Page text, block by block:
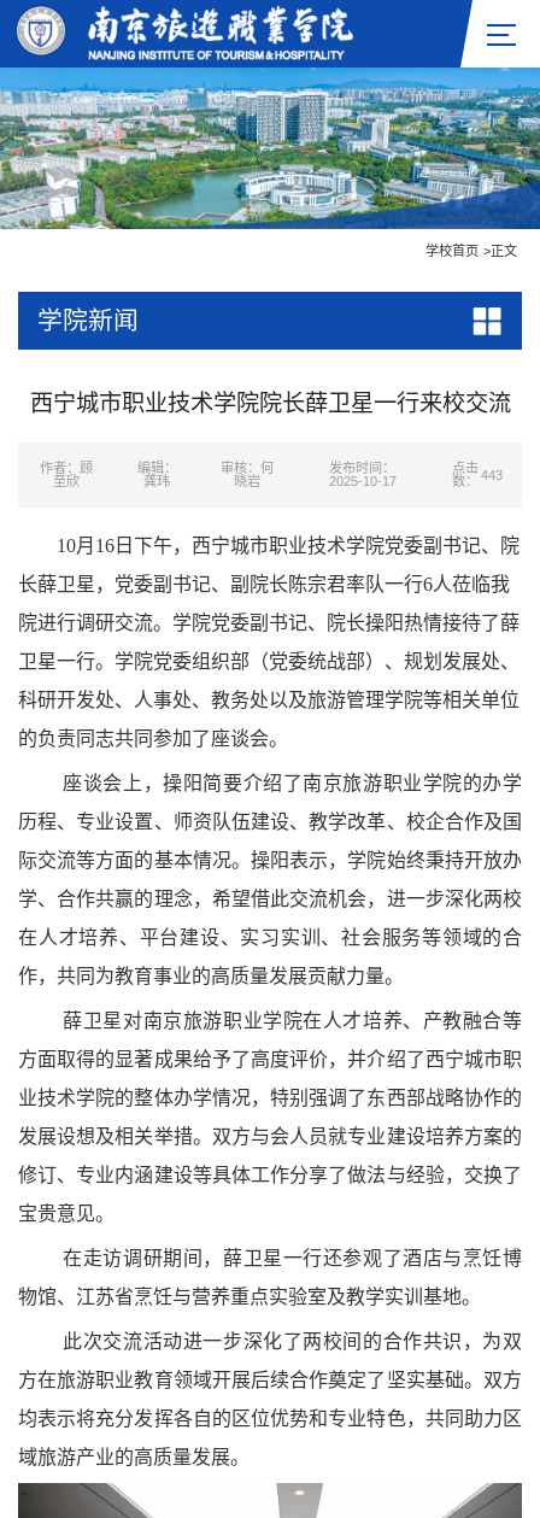
学校首页 >正文
学院新闻
西宁城市职业技术学院院长薛卫星一行来校交流
作者：顾
至欣
编辑：
龚玮
审核：何
晓岩
发布时间：
2025-10-17
点击
数：
443
10月16日下午，西宁城市职业技术学院党委副书记、院
长薛卫星，党委副书记、副院长陈宗君率队一行6人莅临我
院进行调研交流。学院党委副书记、院长操阳热情接待了薛
卫星一行。学院党委组织部（党委统战部）、规划发展处、
科研开发处、人事处、教务处以及旅游管理学院等相关单位
的负责同志共同参加了座谈会。
座谈会上，操阳简要介绍了南京旅游职业学院的办学
历程、专业设置、师资队伍建设、教学改革、校企合作及国
际交流等方面的基本情况。操阳表示，学院始终秉持开放办
学、合作共赢的理念，希望借此交流机会，进一步深化两校
在人才培养、平台建设、实习实训、社会服务等领域的合
作，共同为教育事业的高质量发展贡献力量。
薛卫星对南京旅游职业学院在人才培养、产教融合等
方面取得的显著成果给予了高度评价，并介绍了西宁城市职
业技术学院的整体办学情况，特别强调了东西部战略协作的
发展设想及相关举措。双方与会人员就专业建设培养方案的
修订、专业内涵建设等具体工作分享了做法与经验，交换了
宝贵意见。
在走访调研期间，薛卫星一行还参观了酒店与烹饪博
物馆、江苏省烹饪与营养重点实验室及教学实训基地。
此次交流活动进一步深化了两校间的合作共识，为双
方在旅游职业教育领域开展后续合作奠定了坚实基础。双方
均表示将充分发挥各自的区位优势和专业特色，共同助力区
域旅游产业的高质量发展。